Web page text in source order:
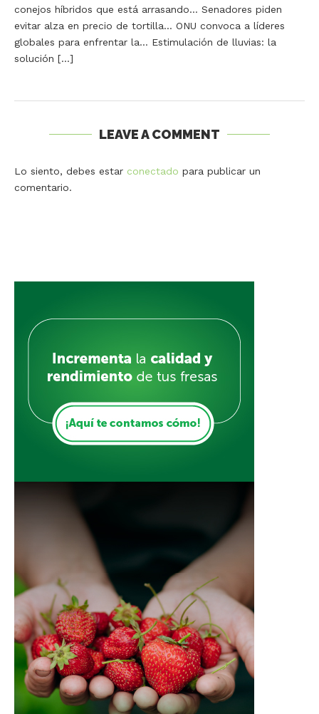
conejos híbridos que está arrasando… Senadores piden
evitar alza en precio de tortilla… ONU convoca a líderes
globales para enfrentar la… Estimulación de lluvias: la
solución […]
LEAVE A COMMENT
Lo siento, debes estar conectado para publicar un
comentario.